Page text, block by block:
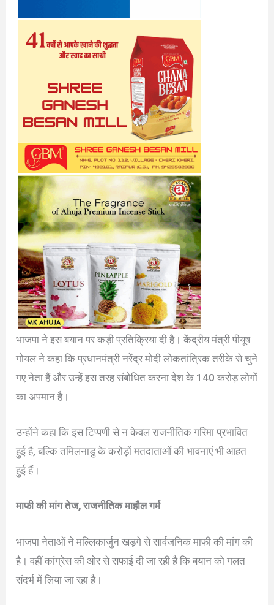
भाजपा ने इस बयान पर कड़ी प्रतिक्रिया दी है। केंद्रीय मंत्री पीयूष
गोयल ने कहा कि प्रधानमंत्री नरेंद्र मोदी लोकतांत्रिक तरीके से चुने
गए नेता हैं और उन्हें इस तरह संबोधित करना देश के 140 करोड़ लोगों
का अपमान है।
उन्होंने कहा कि इस टिप्पणी से न केवल राजनीतिक गरिमा प्रभावित
हुई है, बल्कि तमिलनाडु के करोड़ों मतदाताओं की भावनाएं भी आहत
हुई हैं।
माफी की मांग तेज, राजनीतिक माहौल गर्म
भाजपा नेताओं ने मल्लिकार्जुन खड़गे से सार्वजनिक माफी की मांग की
है। वहीं कांग्रेस की ओर से सफाई दी जा रही है कि बयान को गलत
संदर्भ में लिया जा रहा है।